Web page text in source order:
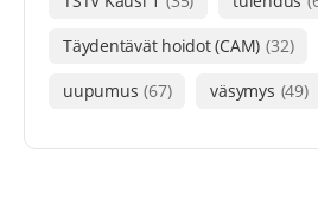
Täydentävät hoidot (CAM) (32)
uupumus (67) väsymys (49)